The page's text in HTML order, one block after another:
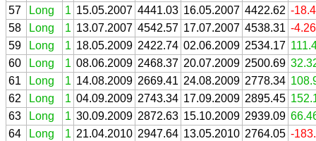
57
Long 1 15.05.2007 4441.03 16.05.2007 4422.62 -
58
Long 1 13.07.2007 4542.57 17.07.2007 4538.31 -
59
Long 1 18.05.2009 2422.74 02.06.2009 2534.17
60
Long 1 08.06.2009 2468.37 20.07.2009 2500.69
61
Long 1 14.08.2009 2669.41 24.08.2009 2778.34
62
Long 1 04.09.2009 2743.34 17.09.2009 2895.45
63
Long 1 30.09.2009 2872.63 15.10.2009 2939.09
64
Long 1 21.04.2010 2947.64 13.05.2010 2764.05 -